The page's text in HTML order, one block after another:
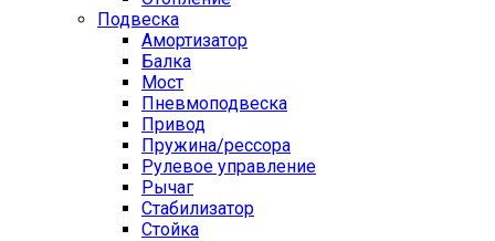
Подвеска
Амортизатор
Балка
Мост
Пневмоподвеска
Привод
Пружина/рессора
Рулевое управление
Рычаг
Стабилизатор
Стойка